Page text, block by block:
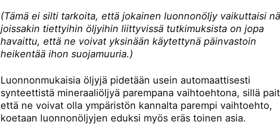
(Tämä ei silti tarkoita, että jokainen luonnonöljy vaikuttaisi
joissakin tiettyihin öljyihin liittyvissä tutkimuksista on jopa
havaittu, että ne voivat yksinään käytettynä päinvastoin
heikentää ihon suojamuuria.)
Luonnonmukaisia öljyjä pidetään usein automaattisesti
synteettistä mineraaliöljyä parempana vaihtoehtona, sillä
että ne voivat olla ympäristön kannalta parempi vaihtoehto,
koetaan luonnonöljyjen eduksi myös eräs toinen asia.